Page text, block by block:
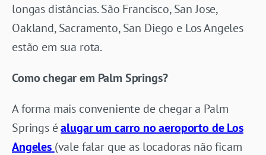
longas distâncias. São Francisco, San Jose,
Oakland, Sacramento, San Diego e Los Angeles
estão em sua rota.
Como chegar em Palm Springs?
A forma mais conveniente de chegar a Palm
Springs éalugar um carro no aeroporto de Los
Angeles (vale falar que as locadoras não ficam